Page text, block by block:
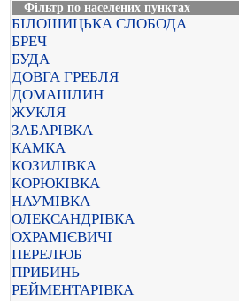
Фільтр по населених пунктах
БІЛОШИЦЬКА СЛОБОДА
БРЕЧ
БУДА
ДОВГА ГРЕБЛЯ
ДОМАШЛИН
ЖУКЛЯ
ЗАБАРІВКА
КАМКА
КОЗИЛІВКА
КОРЮКІВКА
НАУМІВКА
ОЛЕКСАНДРІВКА
ОХРАМІЄВИЧІ
ПЕРЕЛЮБ
ПРИБИНЬ
РЕЙМЕНТАРІВКА